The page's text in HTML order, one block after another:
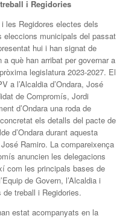
i Regidories
les Regidores electes dels
municipals del passat
hui i han signat de
què han arribat per governar a
legislatura 2023-2027. El
a l’Alcaldia d’Ondara, José
de Compromís, Jordi
d’Ondara una roda de
els detalls del pacte de
d’Ondara durant aquesta
Ramiro. La compareixença
anuncien les delegacions
com les principals bases de
de Govern, l’Alcaldia i
treball i Regidories.
estat acompanyats en la